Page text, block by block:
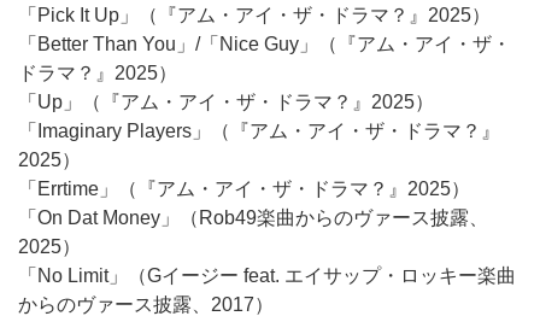
「Pick It Up」（『アム・アイ・ザ・ドラマ？』2025）
「Better Than You」/「Nice Guy」（『アム・アイ・ザ・
ドラマ？』2025）
「Up」（『アム・アイ・ザ・ドラマ？』2025）
「Imaginary Players」（『アム・アイ・ザ・ドラマ？』
2025）
「Errtime」（『アム・アイ・ザ・ドラマ？』2025）
「On Dat Money」（Rob49楽曲からのヴァース披露、
2025）
「No Limit」（Gイージー feat. エイサップ・ロッキー楽曲
からのヴァース披露、2017）